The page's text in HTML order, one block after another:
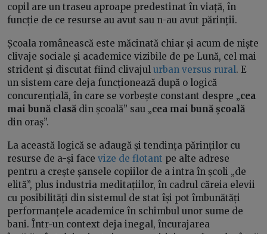
copil are un traseu aproape predestinat în viață, în
funcție de ce resurse au avut sau n-au avut părinții.
Școala românească este măcinată chiar și acum de niște
clivaje sociale și academice vizibile de pe Lună, cel mai
strident și discutat fiind clivajul urban versus rural . E
un sistem care deja funcționează după o logică
concurențială, în care se vorbește constant despre „cea
mai bună clasă din școală” sau „cea mai bună școală
din oraș”.
La această logică se adaugă și tendința părinților cu
resurse de a-și face vize de flotant pe alte adrese
pentru a crește șansele copiilor de a intra în școli „de
elită”, plus industria meditațiilor, în cadrul căreia elevii
cu posibilități din sistemul de stat își pot îmbunătăți
performanțele academice în schimbul unor sume de
bani. Într-un context deja inegal, încurajarea